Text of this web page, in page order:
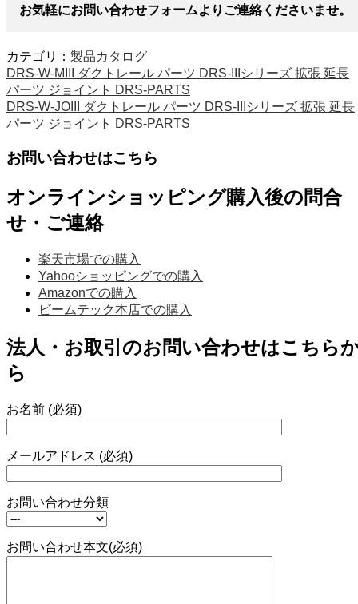
お気軽にお問い合わせフォームよりご連絡くださいませ。
カテゴリ： 製品カタログ
DRS-W-MIII ダクトレール パーツ DRS-IIIシリーズ 拡張 延長
パーツ ジョイント DRS-PARTS
DRS-W-JOIII ダクトレール パーツ DRS-IIIシリーズ 拡張 延長
パーツ ジョイント DRS-PARTS
お問い合わせはこちら
オンラインショッピング購入後の問合
せ・ご連絡
楽天市場での購入
Yahooショッピングでの購入
Amazonでの購入
ビームテック本店での購入
法人・お取引のお問い合わせはこちら
ら
お名前 (必須)
メールアドレス (必須)
お問い合わせ分類
お問い合わせ本文(必須)